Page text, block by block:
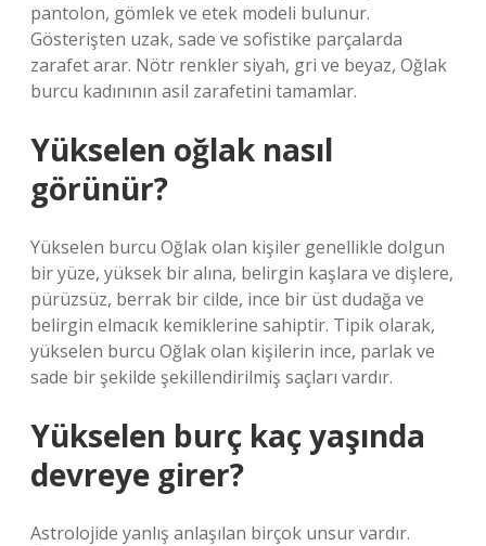
pantolon, gömlek ve etek modeli bulunur.
Gösterişten uzak, sade ve sofistike parçalarda
zarafet arar. Nötr renkler siyah, gri ve beyaz, Oğlak
burcu kadınının asil zarafetini tamamlar.
Yükselen oğlak nasıl
görünür?
Yükselen burcu Oğlak olan kişiler genellikle dolgun
bir yüze, yüksek bir alına, belirgin kaşlara ve dişlere,
pürüzsüz, berrak bir cilde, ince bir üst dudağa ve
belirgin elmacık kemiklerine sahiptir. Tipik olarak,
yükselen burcu Oğlak olan kişilerin ince, parlak ve
sade bir şekilde şekillendirilmiş saçları vardır.
Yükselen burç kaç yaşında
devreye girer?
Astrolojide yanlış anlaşılan birçok unsur vardır.